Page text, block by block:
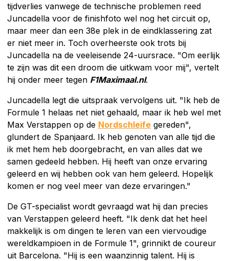
tijdverlies vanwege de technische problemen reed
Juncadella voor de finishfoto wel nog het circuit op,
maar meer dan een 38e plek in de eindklassering zat
er niet meer in. Toch overheerste ook trots bij
Juncadella na de veeleisende 24-uursrace. "Om eerlijk
te zijn was dit een droom die uitkwam voor mij", vertelt
hij onder meer tegen F1Maximaal.nl.
Juncadella legt die uitspraak vervolgens uit. "Ik heb de
Formule 1 helaas net niet gehaald, maar ik heb wel met
Max Verstappen op de Nordschleife gereden",
glundert de Spanjaard. Ik heb genoten van alle tijd die
ik met hem heb doorgebracht, en van alles dat we
samen gedeeld hebben. Hij heeft van onze ervaring
geleerd en wij hebben ook van hem geleerd. Hopelijk
komen er nog veel meer van deze ervaringen."
De GT-specialist wordt gevraagd wat hij dan precies
van Verstappen geleerd heeft. "Ik denk dat het heel
makkelijk is om dingen te leren van een viervoudige
wereldkampioen in de Formule 1", grinnikt de coureur
uit Barcelona. "Hij is een waanzinnig talent. Hij is